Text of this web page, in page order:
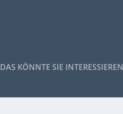
DAS KÖNNTE SIE INTERESSIEREN